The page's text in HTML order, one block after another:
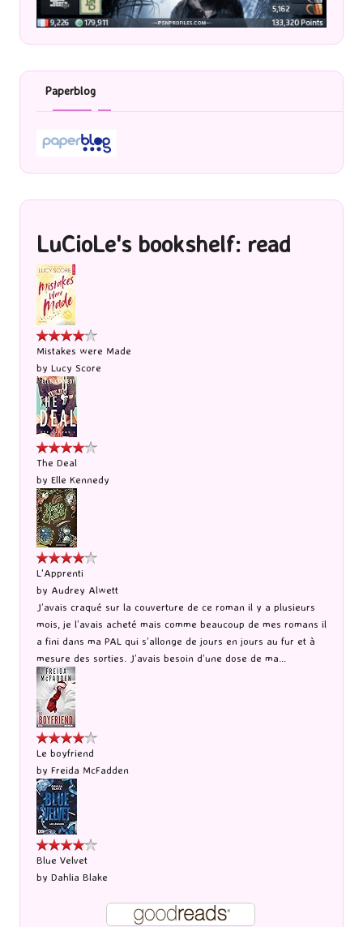
Paperblog
LuCioLe's bookshelf: read
Mistakes were Made
by Lucy Score
The Deal
by Elle Kennedy
L'Apprenti
by Audrey Alwett
J’avais craqué sur la couverture de ce roman il y a plusieurs
mois, je l’avais acheté mais comme beaucoup de mes romans il
a fini dans ma PAL qui s’allonge de jours en jours au fur et à
mesure des sorties. J’avais besoin d’une dose de ma...
Le boyfriend
by Freida McFadden
Blue Velvet
by Dahlia Blake